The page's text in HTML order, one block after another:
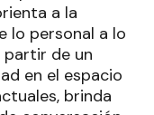
a la
lo personal a lo
partir de un
en el espacio
brinda